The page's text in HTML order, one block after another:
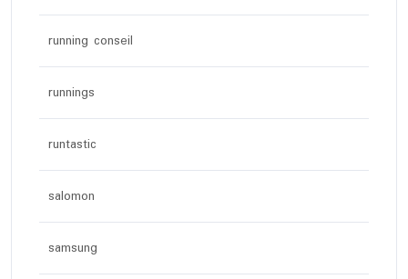
running conseil
runnings
runtastic
salomon
samsung